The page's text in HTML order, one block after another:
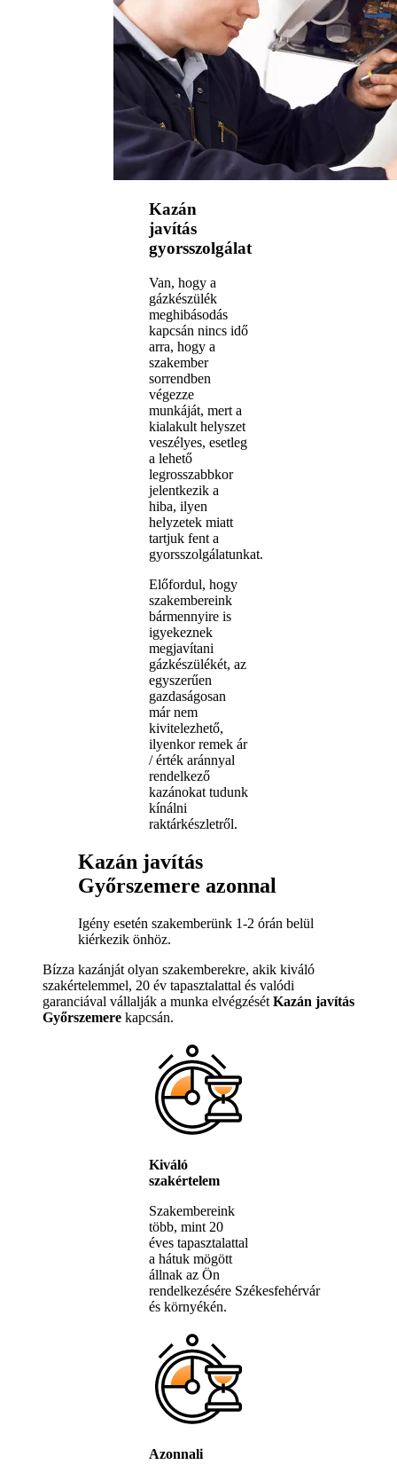
Kazán
javítás
gyorsszolgálat
Van, hogy a
gázkészülék
meghibásodás
kapcsán nincs idő
arra, hogy a
szakember
sorrendben
végezze
munkáját, mert a
kialakult helyszet
veszélyes, esetleg
a lehető
legrosszabbkor
jelentkezik a
hiba, ilyen
helyzetek miatt
tartjuk fent a
gyorsszolgálatunkat.
Előfordul, hogy
szakembereink
bármennyire is
igyekeznek
megjavítani
gázkészülékét, az
egyszerűen
gazdaságosan
már nem
kivitelezhető,
ilyenkor remek ár
/ érték aránnyal
rendelkező
kazánokat tudunk
kínálni
raktárkészletről.
Kazán javítás
Győrszemere azonnal
Igény esetén szakemberünk 1-2 órán belül
kiérkezik önhöz.
Bízza kazánját olyan szakemberekre, akik kiváló
szakértelemmel, 20 év tapasztalattal és valódi
garanciával vállalják a munka elvégzését Kazán javítás
Győrszemere kapcsán.
Kiváló
szakértelem
Szakembereink
több, mint 20
éves tapasztalattal
a hátuk mögött
állnak az Ön
rendelkezésére Székesfehérvár
és környékén.
Azonnali